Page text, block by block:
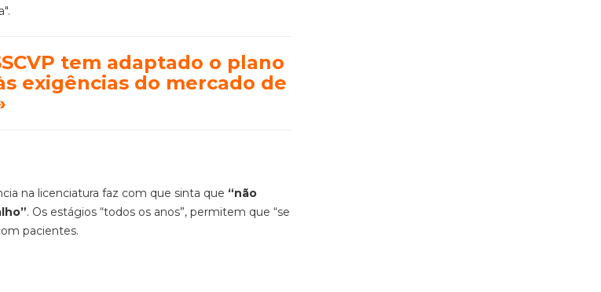
tem adaptado o plano
exigências do mercado de
na licenciatura faz com que sinta que “não
. Os estágios “todos os anos”, permitem que “se
pacientes.